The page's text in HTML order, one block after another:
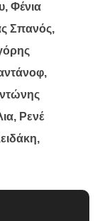
Φένια
Σπανός,
Ρενέ